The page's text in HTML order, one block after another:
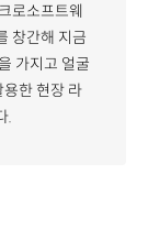
로소프트웨
창간해 지금
가지고 얼굴
용한 현장 라
.